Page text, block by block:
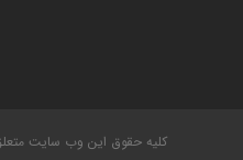
کلیه حقوق این وب سایت